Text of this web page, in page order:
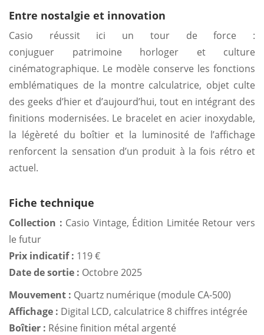
Entre nostalgie et innovation
Casio réussit ici un tour de force :
conjuguer patrimoine horloger et culture
cinématographique. Le modèle conserve les fonctions
emblématiques de la montre calculatrice, objet culte
des geeks d’hier et d’aujourd’hui, tout en intégrant des
finitions modernisées. Le bracelet en acier inoxydable,
la légèreté du boîtier et la luminosité de l’affichage
renforcent la sensation d’un produit à la fois rétro et
actuel.
Fiche technique
Collection : Casio Vintage, Édition Limitée Retour vers
le futur
Prix indicatif : 119 €
Date de sortie : Octobre 2025
Mouvement : Quartz numérique (module CA-500)
Affichage : Digital LCD, calculatrice 8 chiffres intégrée
Boîtier : Résine finition métal argenté